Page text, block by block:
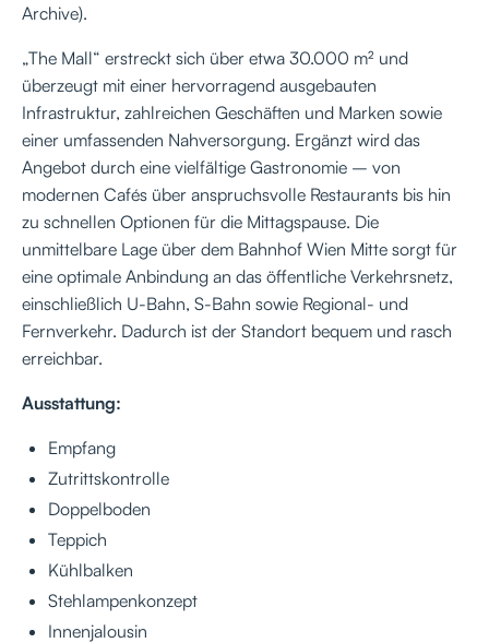
Archive).
„The Mall“ erstreckt sich über etwa 30.000 m² und
überzeugt mit einer hervorragend ausgebauten
Infrastruktur, zahlreichen Geschäften und Marken sowie
einer umfassenden Nahversorgung. Ergänzt wird das
Angebot durch eine vielfältige Gastronomie – von
modernen Cafés über anspruchsvolle Restaurants bis hin
zu schnellen Optionen für die Mittagspause. Die
unmittelbare Lage über dem Bahnhof Wien Mitte sorgt für
eine optimale Anbindung an das öffentliche Verkehrsnetz,
einschließlich U-Bahn, S-Bahn sowie Regional- und
Fernverkehr. Dadurch ist der Standort bequem und rasch
erreichbar.
Ausstattung:
Empfang
Zutrittskontrolle
Doppelboden
Teppich
Kühlbalken
Stehlampenkonzept
Innenjalousin